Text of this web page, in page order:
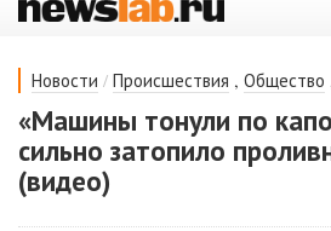
Новости / Происшествия , Общество
«Машины тонули по
сильно затопило
(видео)